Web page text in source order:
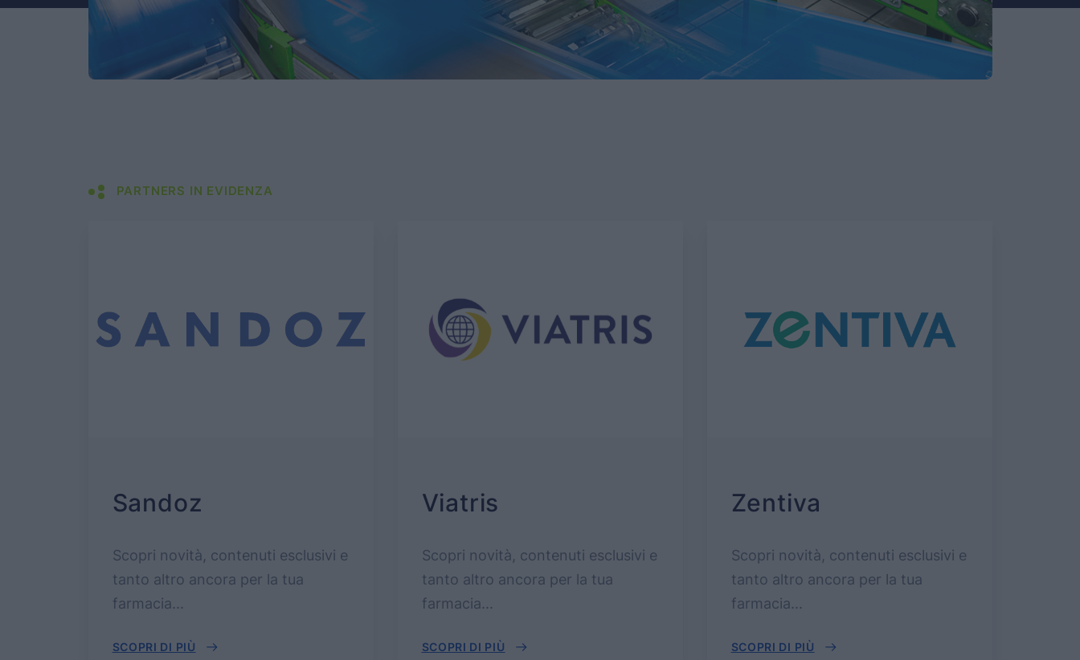
PARTNERS IN EVIDENZA
Sandoz
Scopri novità, contenuti esclusivi e
tanto altro ancora per la tua
farmacia...
SCOPRI DI PIÙ
Viatris
Scopri novità, contenuti esclusivi e
tanto altro ancora per la tua
farmacia...
SCOPRI DI PIÙ
Zentiva
Scopri novità, contenuti esclusivi e
tanto altro ancora per la tua
farmacia...
SCOPRI DI PIÙ